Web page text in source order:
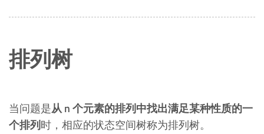
排列树
当问题是从 n 个元素的排列中找出满足某种性质的一
个排列时，相应的状态空间树称为排列树。